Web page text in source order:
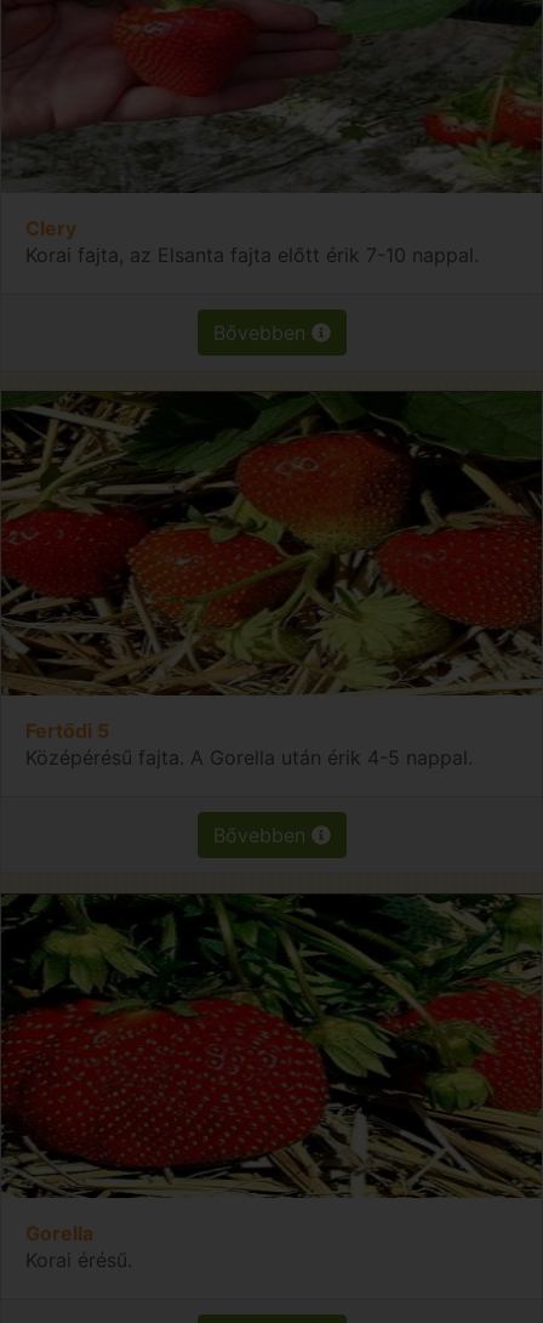
Clery
Korai fajta, az Elsanta fajta előtt érik 7-10 nappal.
Bővebben
Fertődi 5
Középérésű fajta. A Gorella után érik 4-5 nappal.
Bővebben
Gorella
Korai érésű.